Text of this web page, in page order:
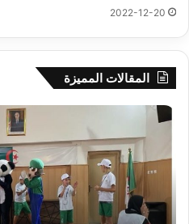
2022-12-20
المقالات المميزة